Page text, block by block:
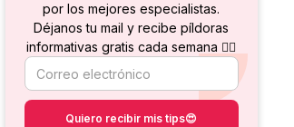
por los mejores especialistas.
Déjanos tu mail y recibe píldoras
informativas gratis cada semana 👇🏻